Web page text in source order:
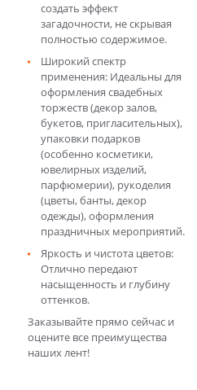
создать эффект
загадочности, не скрывая
полностью содержимое.
Широкий спектр
применения: Идеальны для
оформления свадебных
торжеств (декор залов,
букетов, пригласительных),
упаковки подарков
(особенно косметики,
ювелирных изделий,
парфюмерии), рукоделия
(цветы, банты, декор
одежды), оформления
праздничных мероприятий.
Яркость и чистота цветов:
Отлично передают
насыщенность и глубину
оттенков.
Заказывайте прямо сейчас и
оцените все преимущества
наших лент!